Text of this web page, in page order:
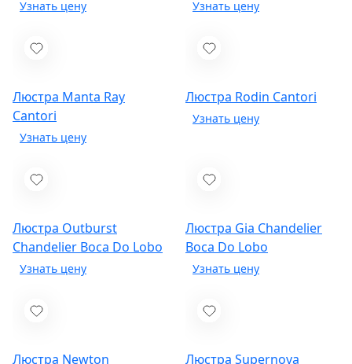
Люстра Manta Ray
Cantori
Люстра Rodin Cantori
Люстра Outburst
Chandelier Boca Do Lobo
Люстра Gia Chandelier
Boca Do Lobo
Люстра Newton
Люстра Supernova